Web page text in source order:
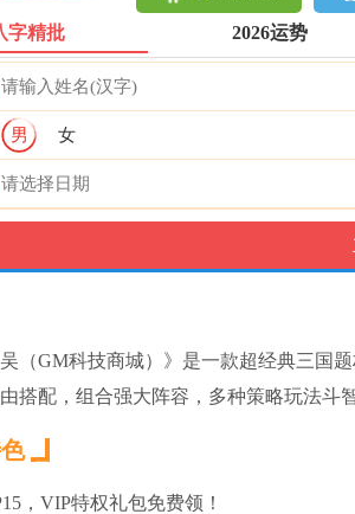
字精批 2026运势
男 女
吴（GM科技商城）》是一款超经典三国题
搭配，组合强大阵容，多种策略玩法斗
，VIP特权礼包免费领！